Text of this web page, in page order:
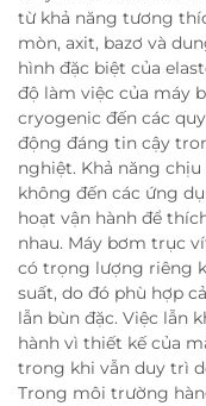
từ khả năng tương
mòn, axit, bazơ và
hình đặc biệt của
độ làm việc của máy
cryogenic đến các
động đáng tin cậy
nghiệt. Khả năng
không đến các ứng
hoạt vận hành để
nhau. Máy bơm trục
có trọng lượng riêng
suất, do đó phù hợp
lẫn bùn đặc. Việc lẫn
hành vì thiết kế của
trong khi vẫn duy trì
Trong môi trường